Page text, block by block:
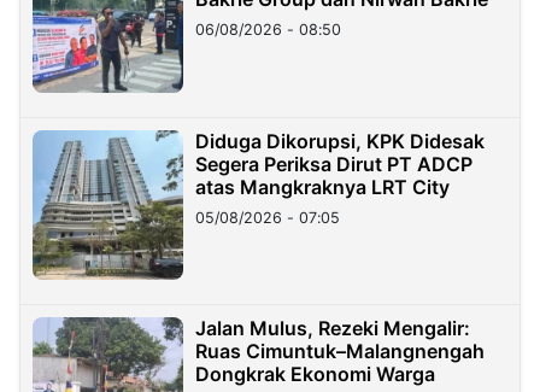
06/08/2026 - 08:50
Diduga Dikorupsi, KPK Didesak
Segera Periksa Dirut PT ADCP
atas Mangkraknya LRT City
05/08/2026 - 07:05
Jalan Mulus, Rezeki Mengalir:
Ruas Cimuntuk–Malangnengah
Dongkrak Ekonomi Warga